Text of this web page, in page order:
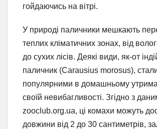
гойдаючись на вітрі.
У природі паличники мешкають
теплих кліматичних зонах, від
до сухих лісів. Деякі види, як-от
паличник (Carausius morosus),
популярними в домашньому
своїй невибагливості. Згідно з
zooclub.org.ua, ці комахи можуть
довжини від 2 до 30 сантиметрів,